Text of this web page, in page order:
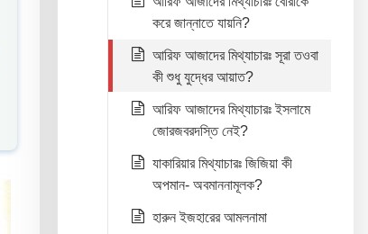
করে জান্নাতে যায়নি?
আরিফ আজাদের মিথ্যাচারঃ সূরা তওবা
কী শুধু যুদ্ধের আয়াত?
আরিফ আজাদের মিথ্যাচারঃ ইসলামে
জোরজবরদস্তি নেই?
যাকারিয়ার মিথ্যাচারঃ জিজিয়া কী
অপমান- অবমাননামূলক?
হারুন ইজহারের আমলনামা